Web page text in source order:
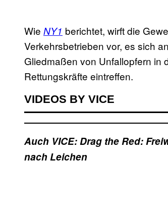
Wie NY1 berichtet, wirft die
Verkehrsbetrieben vor, es sich
Gliedmaßen von Unfallopfern in
Rettungskräfte eintreffen.
VIDEOS BY VICE
Auch VICE: Drag the Red:
nach Leichen